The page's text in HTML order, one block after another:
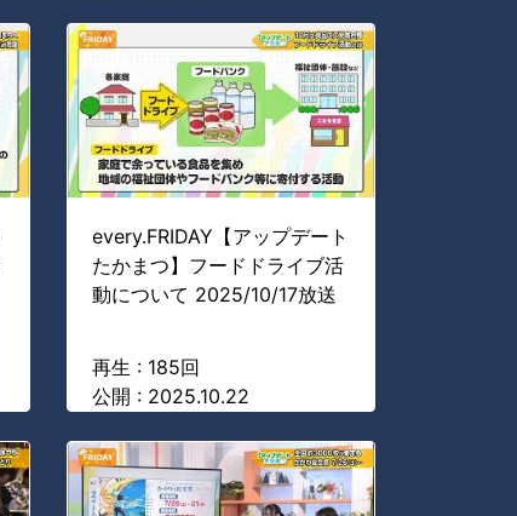
every.FRIDAY【アップデート
たかまつ】フードドライブ活
動について 2025/10/17放送
再生 : 185回
公開 : 2025.10.22